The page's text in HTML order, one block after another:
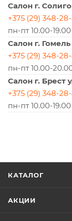
Салон г.
+375 (29) 348-28-
пн-пт 10.00-
Салон г.
+375 (29) 348-28-
пн-пт 10.00-
Салон г. Брест
+375 (29) 348-28-
пн-пт 10.00-
КАТАЛОГ
АКЦИИ